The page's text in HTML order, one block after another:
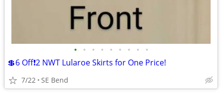
• • • • • • • • •
💲6 Off❗2 NWT Lularoe Skirts for One Price!
7/22 SE Bend